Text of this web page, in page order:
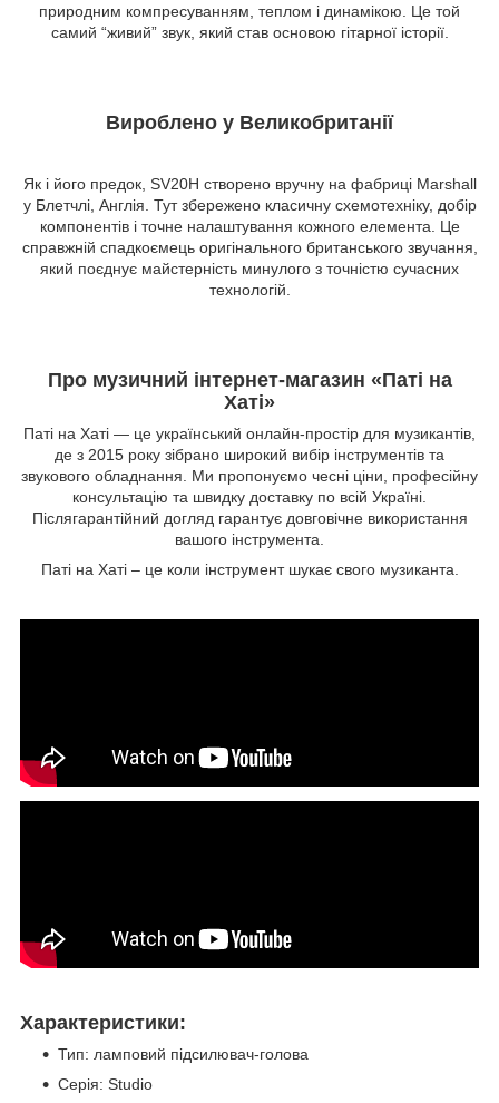
природним компресуванням, теплом і динамікою. Це той
самий “живий” звук, який став основою гітарної історії.
Вироблено у Великобританії
Як і його предок, SV20H створено вручну на фабриці Marshall
у Блетчлі, Англія. Тут збережено класичну схемотехніку, добір
компонентів і точне налаштування кожного елемента. Це
справжній спадкоємець оригінального британського звучання,
який поєднує майстерність минулого з точністю сучасних
технологій.
Про музичний інтернет-магазин «Паті на
Хаті»
Паті на Хаті — це український онлайн-простір для музикантів,
де з 2015 року зібрано широкий вибір інструментів та
звукового обладнання. Ми пропонуємо чесні ціни, професійну
консультацію та швидку доставку по всій Україні.
Післягарантійний догляд гарантує довговічне використання
вашого інструмента.
Паті на Хаті – це коли інструмент шукає свого музиканта.
Характеристики:
Тип: ламповий підсилювач-голова
Серія: Studio